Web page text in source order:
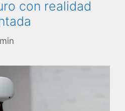
con realidad